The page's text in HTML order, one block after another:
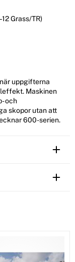
Grass/TR)
uppgifterna
Maskinen
och
skopor utan att
600-serien.